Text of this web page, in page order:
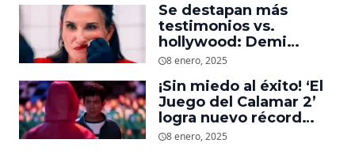
dejó
Se destapan más
testimonios vs.
hollywood: Demi
Moore, protagonista de
daño que le hizo la
industria a su cuerpo
8 enero, 2025
¡Sin miedo al éxito! ‘El
Juego del Calamar 2’
logra nuevo récord
mundial en tan solo 11
8 enero, 2025